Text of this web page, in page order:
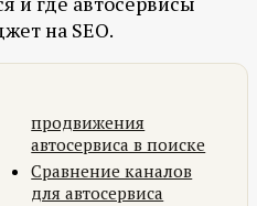
на SEO.
продвижения
автосервиса в поиске
Сравнение каналов
для автосервиса